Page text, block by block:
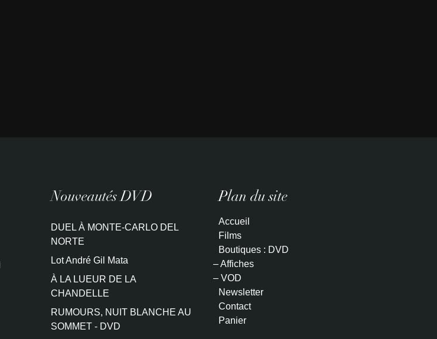
Nouveautés DVD
DUEL À MONTE-CARLO DEL
NORTE
Lot André Gil Mata
À LA LUEUR DE LA
CHANDELLE
RUMOURS, NUIT BLANCHE AU
SOMMET - DVD
Plan du site
Accueil
Films
Boutiques : DVD
– Affiches
– VOD
Newsletter
Contact
Panier